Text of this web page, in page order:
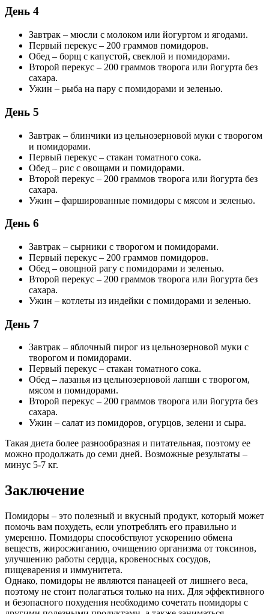
День 4
Завтрак – мюсли с молоком или йогуртом и ягодами.
Первый перекус – 200 граммов помидоров.
Обед – борщ с капустой, свеклой и помидорами.
Второй перекус – 200 граммов творога или йогурта без
сахара.
Ужин – рыба на пару с помидорами и зеленью.
День 5
Завтрак – блинчики из цельнозерновой муки с творогом
и помидорами.
Первый перекус – стакан томатного сока.
Обед – рис с овощами и помидорами.
Второй перекус – 200 граммов творога или йогурта без
сахара.
Ужин – фаршированные помидоры с мясом и зеленью.
День 6
Завтрак – сырники с творогом и помидорами.
Первый перекус – 200 граммов помидоров.
Обед – овощной рагу с помидорами и зеленью.
Второй перекус – 200 граммов творога или йогурта без
сахара.
Ужин – котлеты из индейки с помидорами и зеленью.
День 7
Завтрак – яблочный пирог из цельнозерновой муки с
творогом и помидорами.
Первый перекус – стакан томатного сока.
Обед – лазанья из цельнозерновой лапши с творогом,
мясом и помидорами.
Второй перекус – 200 граммов творога или йогурта без
сахара.
Ужин – салат из помидоров, огурцов, зелени и сыра.
Такая диета более разнообразная и питательная, поэтому ее
можно продолжать до семи дней. Возможные результаты –
минус 5-7 кг.
Заключение
Помидоры – это полезный и вкусный продукт, который может
помочь вам похудеть, если употреблять его правильно и
умеренно. Помидоры способствуют ускорению обмена
веществ, жиросжиганию, очищению организма от токсинов,
улучшению работы сердца, кровеносных сосудов,
пищеварения и иммунитета.
Однако, помидоры не являются панацеей от лишнего веса,
поэтому не стоит полагаться только на них. Для эффективного
и безопасного похудения необходимо сочетать помидоры с